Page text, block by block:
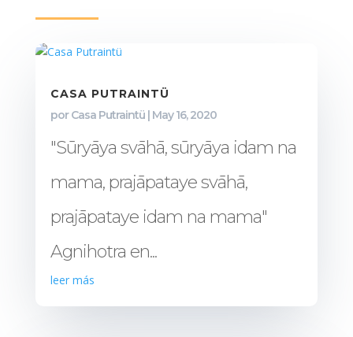
CASA PUTRAINTÜ
porCasa Putraintü| May 16, 2020
"Sūryāya svāhā, sūryāya idam na
mama, prajāpataye svāhā,
prajāpataye idam na mama"
Agnihotra en...
leer más